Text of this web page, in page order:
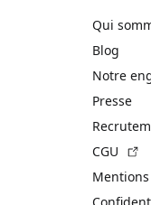
Qui
Blog
Notre
Presse
CGU